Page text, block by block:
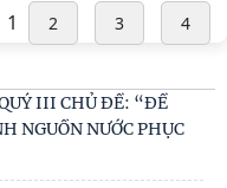
1 2 3 4
và Tây Nguyên làm
Khánh
III CHỦ ĐỀ: “ĐỀ
NGUỒN NƯỚC PHỤC